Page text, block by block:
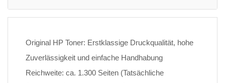
Original HP Toner: Erstklassige Druckqualität, hohe
Zuverlässigkeit und einfache Handhabung
Reichweite: ca. 1.300 Seiten (Tatsächliche